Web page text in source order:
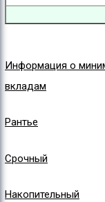
Информация о
вкладам
Рантье
Срочный
Накопительный